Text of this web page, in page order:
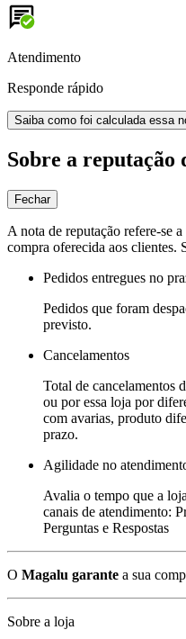
Atendimento
Responde rápido
Saiba como foi calculada essa
Sobre a reputação
Fechar
A nota de reputação refere-se
compra oferecida aos clientes.
Pedidos entregues no
Pedidos que foram
previsto.
Cancelamentos
Total de cancelamentos
ou por essa loja por
com avarias, produto
prazo.
Agilidade no
Avalia o tempo que a
canais de atendimento:
Perguntas e Respostas
O Magalu garante a sua
Sobre a loja